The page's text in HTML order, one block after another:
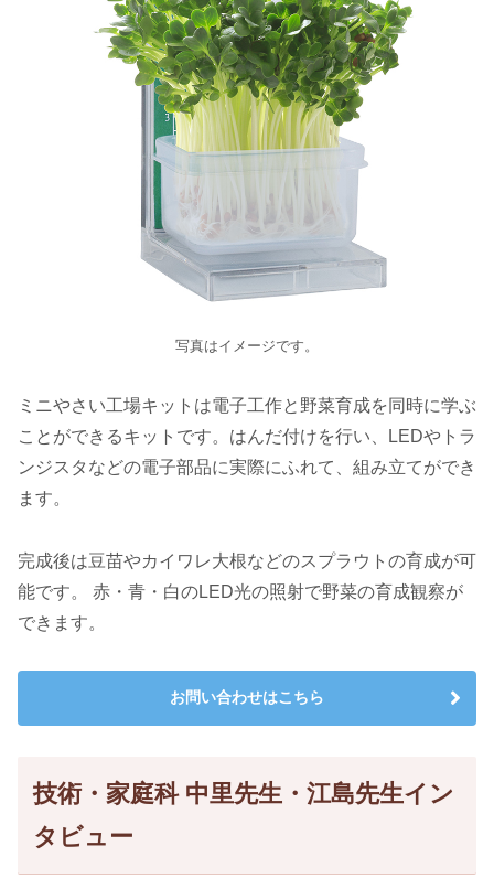
写真はイメージです。
ミニやさい工場キットは電子工作と野菜育成を同時に学ぶ
ことができるキットです。はんだ付けを行い、LEDやトラ
ンジスタなどの電子部品に実際にふれて、組み立てができ
ます。
完成後は豆苗やカイワレ大根などのスプラウトの育成が可
能です。 赤・青・白のLED光の照射で野菜の育成観察が
できます。
お問い合わせはこちら
技術・家庭科 中里先生・江島先生イン
タビュー